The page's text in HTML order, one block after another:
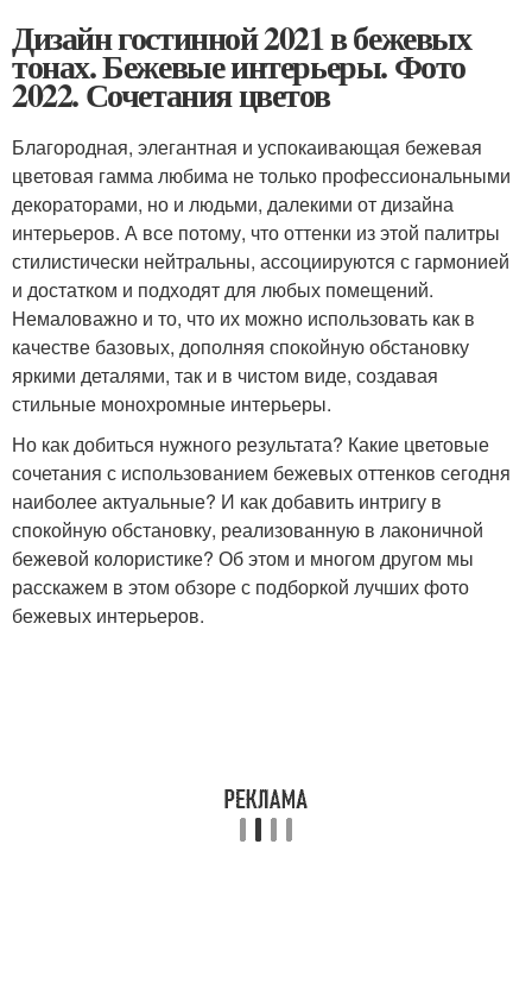
Дизайн гостинной 2021 в бежевых
тонах. Бежевые интерьеры. Фото
2022. Сочетания цветов
Благородная, элегантная и успокаивающая бежевая
цветовая гамма любима не только профессиональными
декораторами, но и людьми, далекими от дизайна
интерьеров. А все потому, что оттенки из этой палитры
стилистически нейтральны, ассоциируются с гармонией
и достатком и подходят для любых помещений.
Немаловажно и то, что их можно использовать как в
качестве базовых, дополняя спокойную обстановку
яркими деталями, так и в чистом виде, создавая
стильные монохромные интерьеры.
Но как добиться нужного результата? Какие цветовые
сочетания с использованием бежевых оттенков сегодня
наиболее актуальные? И как добавить интригу в
спокойную обстановку, реализованную в лаконичной
бежевой колористике? Об этом и многом другом мы
расскажем в этом обзоре с подборкой лучших фото
бежевых интерьеров.